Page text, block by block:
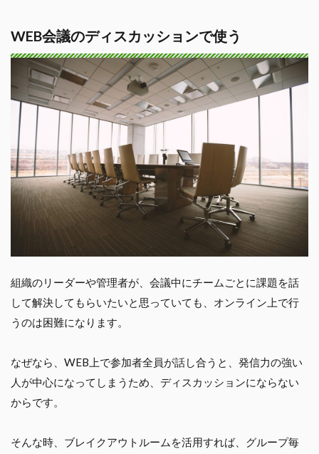
WEB会議のディスカッションで使う
組織のリーダーや管理者が、会議中にチームごとに課題を話
して解決してもらいたいと思っていても、オンライン上で行
うのは困難になります。
なぜなら、WEB上で参加者全員が話し合うと、発信力の強い
人が中心になってしまうため、ディスカッションにならない
からです。
そんな時、ブレイクアウトルームを活用すれば、グループ毎